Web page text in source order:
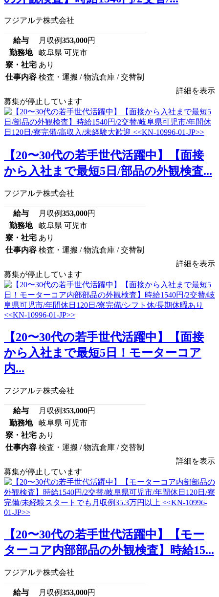
フジアルテ株式会社
給与 月収例353,000円
勤務地
岐阜県 可児市
寮・社宅 あり
仕事内容 検査・運搬 / 物流倉庫 / 交替制
詳細を表示
募集が停止しています
【20〜30代の若手世代活躍中】【面接
から入社まで最短5日/部品の外観検査...
フジアルテ株式会社
給与 月収例353,000円
勤務地
岐阜県 可児市
寮・社宅 あり
仕事内容 検査・運搬 / 物流倉庫 / 交替制
詳細を表示
募集が停止しています
【20〜30代の若手世代活躍中】【面接
から入社まで最短5日！モーターコア
内...
フジアルテ株式会社
給与 月収例353,000円
勤務地
岐阜県 可児市
寮・社宅 あり
仕事内容 検査・運搬 / 物流倉庫 / 交替制
詳細を表示
募集が停止しています
【20〜30代の若手世代活躍中】【モー
ターコア内部部品の外観検査】時給15...
フジアルテ株式会社
給与 月収例353,000円